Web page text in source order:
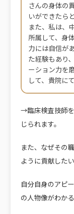
さんの身体の
いができたら
また、私は、
所属して、身
力には自信が
た経験もあり
ーション力を
して、貴院に
→臨床検査技師
じられます。
また、なぜその
ように貢献した
自分自身のアピ
の人物像がわか